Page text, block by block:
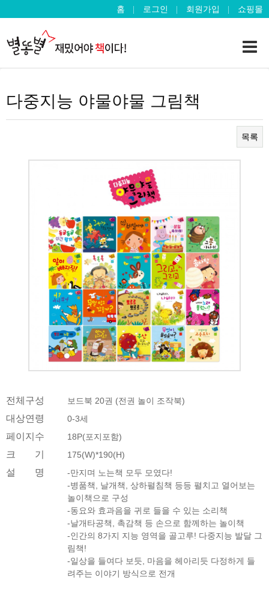
홈 로그인 회원가입 쇼핑몰
다중지능 야물야물 그림책
목록
전체구성 보드북 20권 (전권 놀이 조작북)
대상연령 0-3세
페이지수 18P(포지포함)
크 기 175(W)*190(H)
설 명
-만지며 노는책 모두 모였다!
-병품책, 날개책, 상하펼침책 등등 펼치고 열어보는
놀이책으로 구성
-동요와 효과음을 귀로 들을 수 있는 소리책
-날개타공책, 촉감책 등 손으로 함께하는 놀이책
-인간의 8가지 지능 영역을 골고루! 다중지능 발달 그
림책!
-일상을 들여다 보듯, 마음을 헤아리듯 다정하게 들
려주는 이야기 방식으로 전개